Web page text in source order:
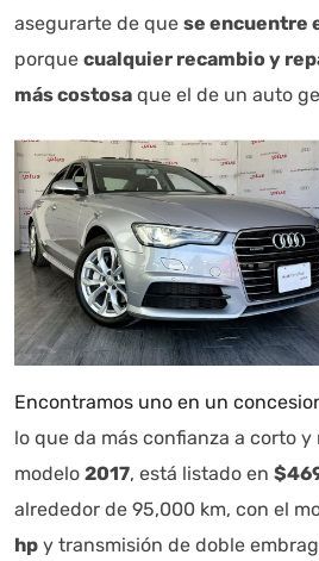
asegurarte de que se encuentre
porque cualquier recambio y
más costosa que el de un auto
Encontramos uno en un
lo que da más confianza a corto y
modelo 2017, está listado en
alrededor de 95,000 km, con el
hp y transmisión de doble
Autoanalítica IA
Estoy aquí para encontrar lo que
buscando? "Este asistente con IA
información referencial que puede
Asistente con IA en desarrollo.
diariamente su exactitud."